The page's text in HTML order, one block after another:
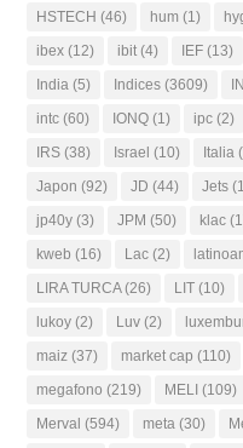
HSTECH (46) hum (1)
ibex (12) ibit (4) IEF (13)
India (5) Indices (3609)
intc (60) IONQ (1) ipc (2)
IRS (38) Israel (10) Italia
Japon (92) JD (44) Jets
jp40y (3) JPM (50) klac
kweb (16) Lac (2)
LIRA TURCA(26) LIT (10)
lukoy (2) Luv (2)
maiz (37) market cap (110)
megafono (219) MELI (109)
Merval (594) meta (30)